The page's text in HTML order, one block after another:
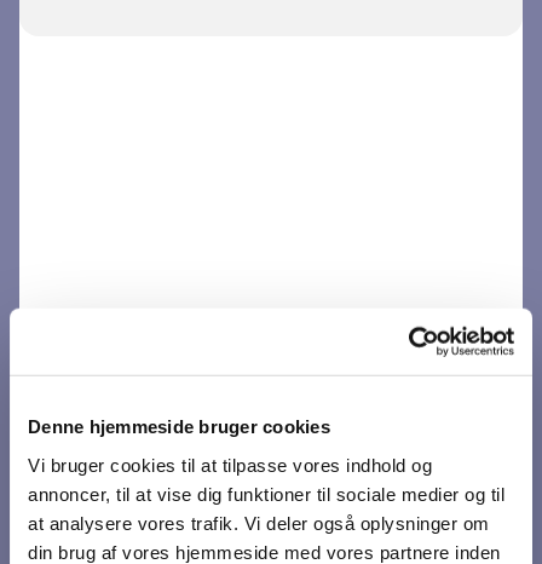
Denne hjemmeside bruger cookies
Vi bruger cookies til at tilpasse vores indhold og
annoncer, til at vise dig funktioner til sociale medier og til
at analysere vores trafik. Vi deler også oplysninger om
din brug af vores hjemmeside med vores partnere inden